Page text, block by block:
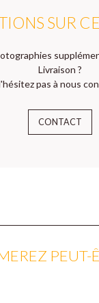
SUR
Livraison ?
pas à nous
CONTACT
PEUT-